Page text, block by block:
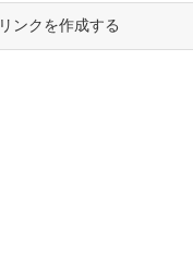
リンクを作成する